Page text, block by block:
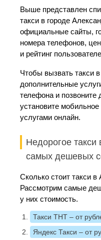
Выше представлен
такси в городе
официальные сайты,
номера телефонов,
и рейтинг
Чтобы вызвать такси
дополнительные
телефона и позвоните
установите
услугами онлайн.
Недорогое такси
самых дешевых
Сколько стоит такси в
Рассмотрим самые
у них стоимость.
Такси ТНТ – от
Яндекс Такси – от